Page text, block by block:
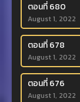
ตอนที่ 680
August 1, 2022
ตอนที่ 678
August 1, 2022
ตอนที่ 676
August 1, 2022